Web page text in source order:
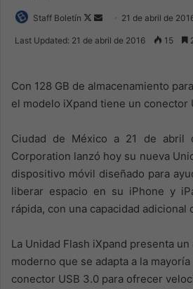
Staff Boletín
Follow
Send 21 de abril de
Last Updated: 21 de abril de 2016 15
Con 128 GB de almacenamiento
el modelo iXpand tiene un conector
Ciudad de México a 21 de abril
Corporation lanzó hoy su nueva
dispositivo móvil diseñado para
liberar espacio en su iPhone y
rápida, con una capacidad adicional
La Unidad Flash iXpand presenta
moderno que se adapta a la
conector USB 3.0 para ofrecer